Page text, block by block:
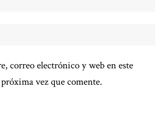
correo electrónico y web en este
vez que comente.